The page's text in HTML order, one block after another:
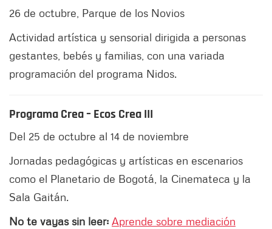
26 de octubre, Parque de los Novios
Actividad artística y sensorial dirigida a personas
gestantes, bebés y familias, con una variada
programación del programa Nidos.
Programa Crea – Ecos Crea III
Del 25 de octubre al 14 de noviembre
Jornadas pedagógicas y artísticas en escenarios
como el Planetario de Bogotá, la Cinemateca y la
Sala Gaitán.
No te vayas sin leer: Aprende sobre mediación